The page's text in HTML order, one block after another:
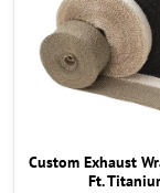
Custom Exhaust
Ft.